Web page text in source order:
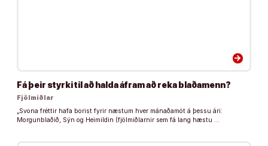
arrow_forward
Fá þeir styrki til að halda áfram að reka blaðamenn?
Fjölmiðlar
„Svona fréttir hafa borist fyrir næstum hver mánaðamót á þessu ári:
Morgunblaðið, Sýn og Heimildin (fjölmiðlarnir sem fá lang hæstu …